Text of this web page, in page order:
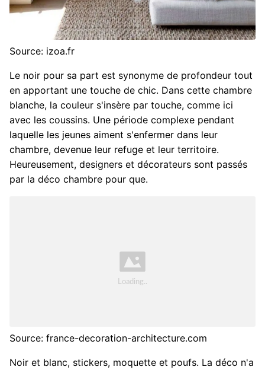
Source: izoa.fr
Le noir pour sa part est synonyme de profondeur tout
en apportant une touche de chic. Dans cette chambre
blanche, la couleur s'insère par touche, comme ici
avec les coussins. Une période complexe pendant
laquelle les jeunes aiment s'enfermer dans leur
chambre, devenue leur refuge et leur territoire.
Heureusement, designers et décorateurs sont passés
par la déco chambre pour que.
Source: france-decoration-architecture.com
Noir et blanc, stickers, moquette et poufs. La déco n'a